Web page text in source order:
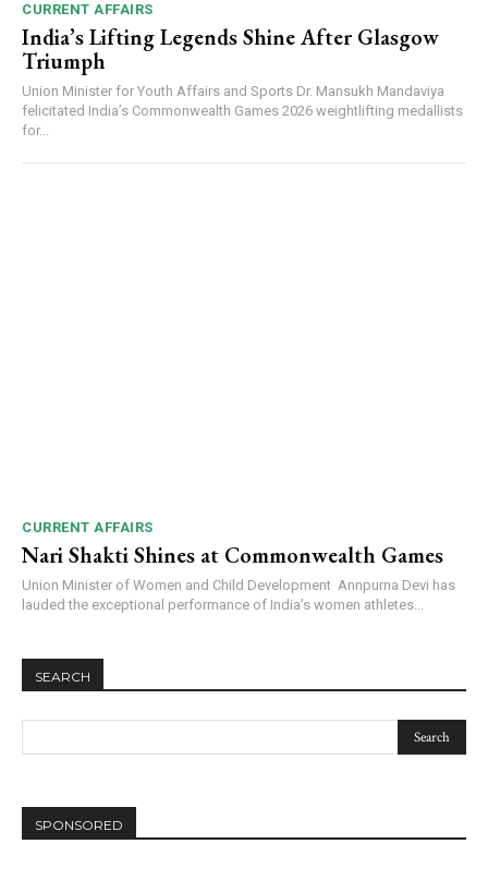
Player
CURRENT AFFAIRS
India’s Lifting Legends Shine After Glasgow
Triumph
Union Minister for Youth Affairs and Sports Dr. Mansukh Mandaviya
felicitated India’s Commonwealth Games 2026 weightlifting medallists
for...
CURRENT AFFAIRS
Nari Shakti Shines at Commonwealth Games
Union Minister of Women and Child Development Annpurna Devi has
lauded the exceptional performance of India’s women athletes...
SEARCH
SPONSORED